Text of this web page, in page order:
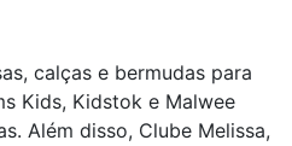
calças e bermudas para
Kids, Kidstok e Malwee
Além disso, Clube Melissa,